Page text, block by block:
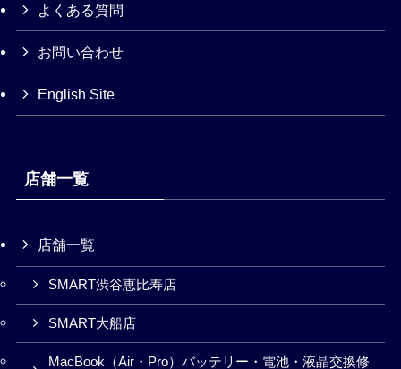
よくある質問
お問い合わせ
English Site
店舗一覧
店舗一覧
SMART渋谷恵比寿店
SMART大船店
MacBook（Air・Pro）バッテリー・電池・液晶交換修